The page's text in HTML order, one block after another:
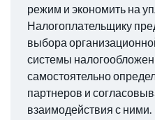
режим и экономить на
Налогоплательщику
выбора
системы
самостоятельно
партнеров и
взаимодействия с ними.